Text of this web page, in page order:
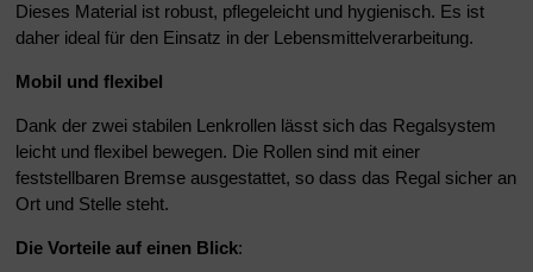
Dieses Material ist robust, pflegeleicht und hygienisch. Es ist
daher ideal für den Einsatz in der Lebensmittelverarbeitung.
Mobil und flexibel
Dank der zwei stabilen Lenkrollen lässt sich das Regalsystem
leicht und flexibel bewegen. Die Rollen sind mit einer
feststellbaren Bremse ausgestattet, so dass das Regal sicher an
Ort und Stelle steht.
Die Vorteile auf einen Blick: